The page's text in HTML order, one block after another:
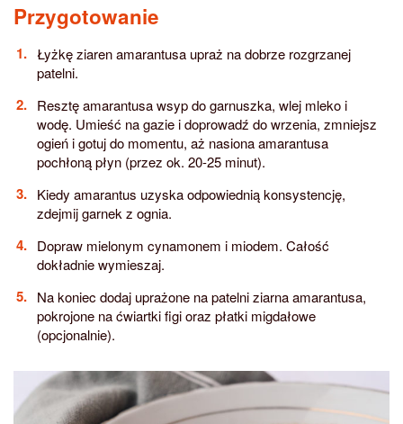
Przygotowanie
Łyżkę ziaren amarantusa upraż na dobrze rozgrzanej
patelni.
Resztę amarantusa wsyp do garnuszka, wlej mleko i
wodę. Umieść na gazie i doprowadź do wrzenia, zmniejsz
ogień i gotuj do momentu, aż nasiona amarantusa
pochłoną płyn (przez ok. 20-25 minut).
Kiedy amarantus uzyska odpowiednią konsystencję,
zdejmij garnek z ognia.
Dopraw mielonym cynamonem i miodem. Całość
dokładnie wymieszaj.
Na koniec dodaj uprażone na patelni ziarna amarantusa,
pokrojone na ćwiartki figi oraz płatki migdałowe
(opcjonalnie).